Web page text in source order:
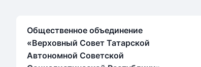
Общественное объединение
«Верховный Совет Татарской
Автономной Советской